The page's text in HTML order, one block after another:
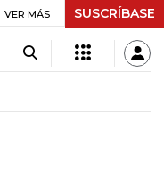
64.442,80 -US$ 525,60 -
VER MÁS SUSCRÍBASE